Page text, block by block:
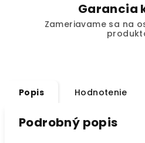
Garancia
Zameriavame sa na
Popis Hodnotenie
Podrobný popis